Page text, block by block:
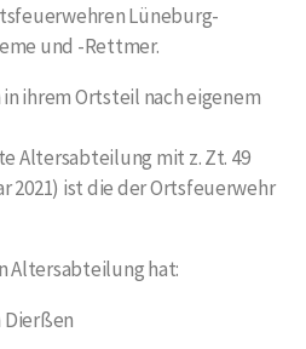
Lüneburg-
und -Rettmer.
ihrem Ortsteil nach eigenem
Altersabteilung mit z. Zt. 49
2021) ist die der Ortsfeuerwehr
Altersabteilung hat:
Dierßen